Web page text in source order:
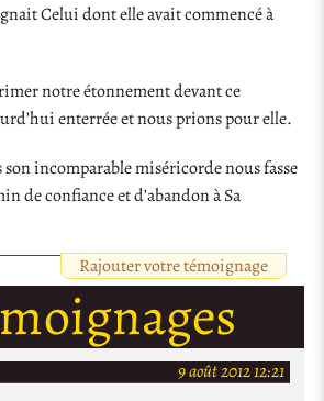
Celui dont elle avait commencé à
notre étonnement devant ce
enterrée et nous prions pour elle.
son incomparable miséricorde nous fasse
de confiance et d’abandon à Sa
Rajouter votre témoignage
9 août 2012 12:21